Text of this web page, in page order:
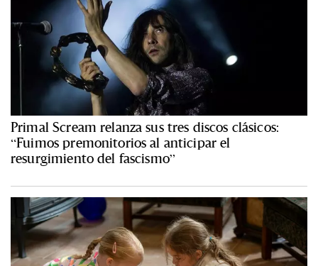
Primal Scream relanza sus tres discos clásicos:
“Fuimos premonitorios al anticipar el
resurgimiento del fascismo”